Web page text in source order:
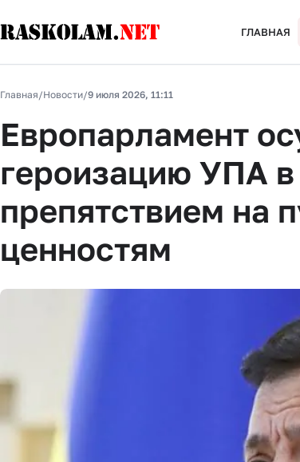
ГЛАВНАЯ
Главная/Новости/9 июля 2026, 11:11
Европарламент
героизацию УПА в
препятствием на
ценностям